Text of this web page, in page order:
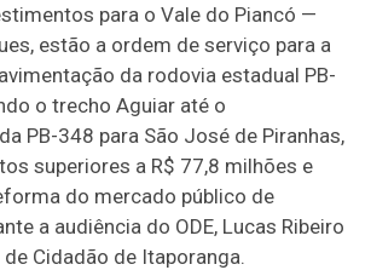
para o Vale do Piancó —
estão a ordem de serviço para a
da rodovia estadual PB-
o trecho Aguiar até o
PB-348 para São José de Piranhas,
superiores a R$ 77,8 milhões e
do mercado público de
a audiência do ODE, Lucas Ribeiro
Cidadão de Itaporanga.